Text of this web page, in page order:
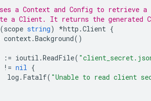
a Context and Config to retrieve a
a Client. It returns the generated
(scope string) *http .Client {
context.Background()
:= ioutil .ReadFile(
!= nil {
log . Fatalf( "Unable to read client